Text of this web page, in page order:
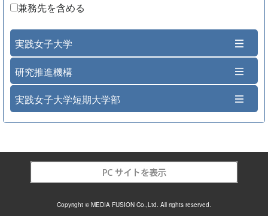
兼務先を含める
実践女子大学
研究推進機構
実践女子大学短期大学部
Copyright © MEDIA FUSION Co.,Ltd. All rights reserved.